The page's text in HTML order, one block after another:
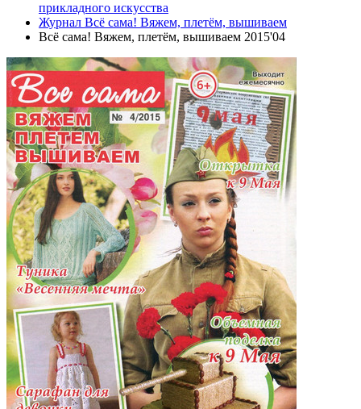
прикладного искусства
Журнал Всё сама! Вяжем, плетём, вышиваем
Всё сама! Вяжем, плетём, вышиваем 2015'04